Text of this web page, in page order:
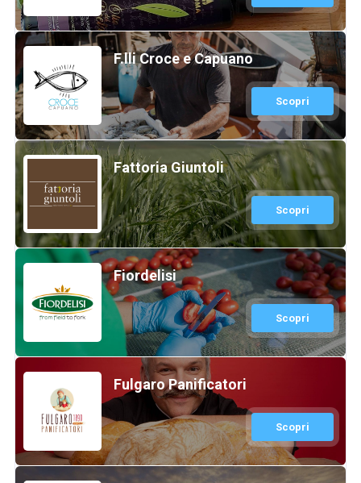
F.lli Croce e Capuano
Scopri
Fattoria Giuntoli
Scopri
Fiordelisi
Scopri
Fulgaro Panificatori
Scopri